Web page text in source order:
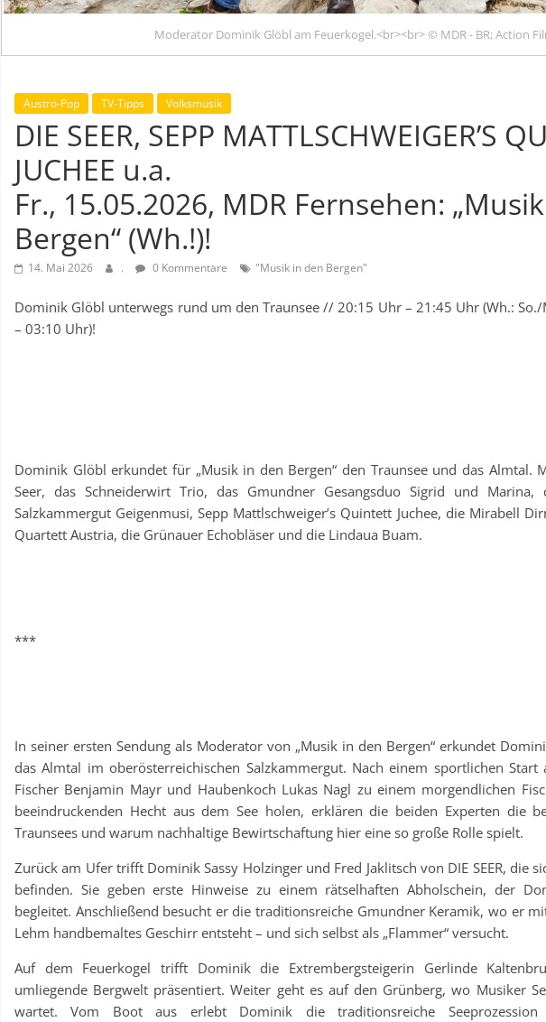
Moderator Dominik Glöbl am Feuerkogel.<br><br> © MDR - BR; Action
Austro-Pop TV-Tipps Volksmusik
DIE SEER, SEPP MATTLSCHWEIGER’S
JUCHEE u.a.
Fr., 15.05.2026, MDR Fernsehen:
Bergen“ (Wh.!)!
14. Mai 2026 . 0 Kommentare "Musik in den Bergen"
Dominik Glöbl unterwegs rund um den Traunsee // 20:15 Uhr – 21:45 Uhr (Wh.:
– 03:10 Uhr)!
Dominik Glöbl erkundet für „Musik in den Bergen“ den Traunsee und das Almtal.
Seer, das Schneiderwirt Trio, das Gmundner Gesangsduo Sigrid und Marina,
Salzkammergut Geigenmusi, Sepp Mattlschweiger’s Quintett Juchee, die Mirabell
Quartett Austria, die Grünauer Echobläser und die Lindaua Buam.
***
In seiner ersten Sendung als Moderator von „Musik in den Bergen“ erkundet
das Almtal im oberösterreichischen Salzkammergut. Nach einem sportlichen
Fischer Benjamin Mayr und Haubenkoch Lukas Nagl zu einem morgendlichen
beeindruckenden Hecht aus dem See holen, erklären die beiden Experten die
Traunsees und warum nachhaltige Bewirtschaftung hier eine so große Rolle spielt.
Zurück am Ufer trifft Dominik Sassy Holzinger und Fred Jaklitsch von DIE SEER, die
befinden. Sie geben erste Hinweise zu einem rätselhaften Abholschein, der
begleitet. Anschließend besucht er die traditionsreiche Gmundner Keramik, wo er
Lehm handbemaltes Geschirr entsteht – und sich selbst als „Flammer“ versucht.
Auf dem Feuerkogel trifft Dominik die Extrembergsteigerin Gerlinde
umliegende Bergwelt präsentiert. Weiter geht es auf den Grünberg, wo Musiker
wartet. Vom Boot aus erlebt Dominik die traditionsreiche